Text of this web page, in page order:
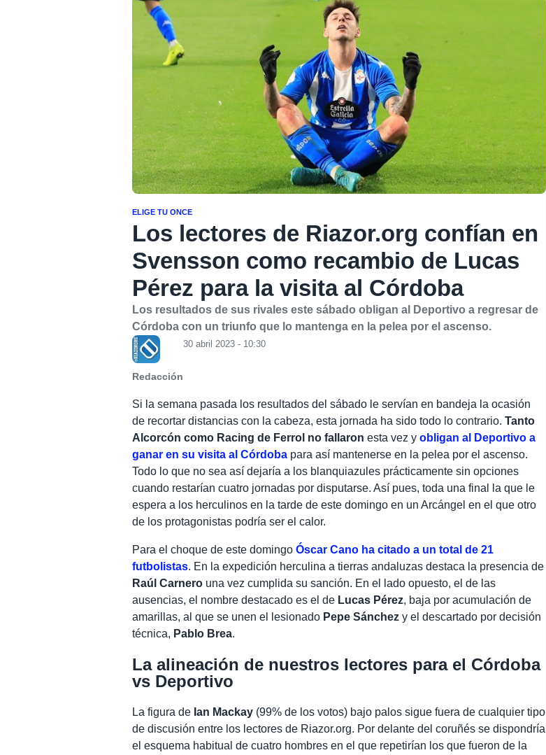
ELIGE TU ONCE
Los lectores de Riazor.org confían en
Svensson como recambio de Lucas
Pérez para la visita al Córdoba
Los resultados de sus rivales este sábado obligan al Deportivo a regresar de
Córdoba con un triunfo que lo mantenga en la pelea por el ascenso.
Redacción
30 abril 2023 - 10:30
Si la semana pasada los resultados del sábado le servían en bandeja la ocasión
de recortar distancias con la cabeza, esta jornada ha sido todo lo contrario.Tanto
Alcorcón como Racing de Ferrol no fallaron esta vez yobligan al Deportivo a
ganar en su visita al Córdoba para así mantenerse en la pelea por el ascenso.
Todo lo que no sea así dejaría a los blanquiazules prácticamente sin opciones
cuando restarían cuatro jornadas por disputarse. Así pues, toda una final la que le
espera a los herculinos en la tarde de este domingo en un Arcángel en el que otro
de los protagonistas podría ser el calor.
Para el choque de este domingoÓscar Cano ha citado a un total de 21
futbolistas. En la expedición herculina a tierras andaluzas destaca la presencia de
Raúl Carnero una vez cumplida su sanción. En el lado opuesto, el de las
ausencias, el nombre destacado es el de Lucas Pérez, baja por acumulación de
amarillas, al que se unen el lesionado Pepe Sánchez y el descartado por decisión
técnica, Pablo Brea.
La alineación de nuestros lectores para el Córdoba
vs Deportivo
La figura de Ian Mackay (99% de los votos) bajo palos sigue fuera de cualquier tipo
de discusión entre los lectores de Riazor.org. Por delante del coruñés se dispondría
el esquema habitual de cuatro hombres en el que repetirían los que fueron de la